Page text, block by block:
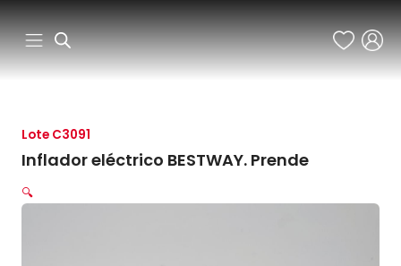
Ir
al
contenido
Lote C3091
Inflador eléctrico BESTWAY. Prende
🔍